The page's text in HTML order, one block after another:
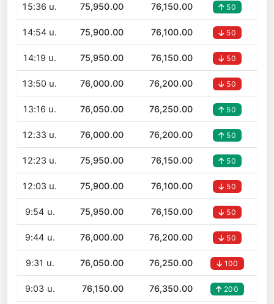
15:36 น. 75,950.00 76,150.00 50
14:54 น. 75,900.00 76,100.00 50
14:19 น. 75,950.00 76,150.00 50
13:50 น. 76,000.00 76,200.00 50
13:16 น. 76,050.00 76,250.00 50
12:33 น. 76,000.00 76,200.00 50
12:23 น. 75,950.00 76,150.00 50
12:03 น. 75,900.00 76,100.00 50
9:54 น. 75,950.00 76,150.00 50
9:44 น. 76,000.00 76,200.00 50
9:31 น. 76,050.00 76,250.00 100
9:03 น. 76,150.00 76,350.00 200